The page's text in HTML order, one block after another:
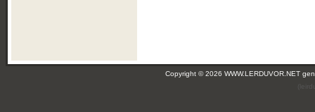
Copyright © 2026 WWW.LERDUVOR.NET